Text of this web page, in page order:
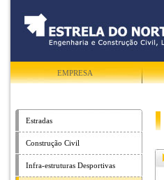
EMPRESA
Estradas
Construção Civil
Infra-estruturas Desportivas